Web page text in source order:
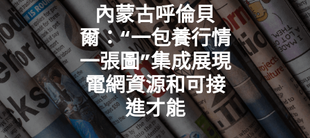
內蒙古呼倫貝
爾：“一包養行情
一張圖”集成展現
電網資源和可接
進才能